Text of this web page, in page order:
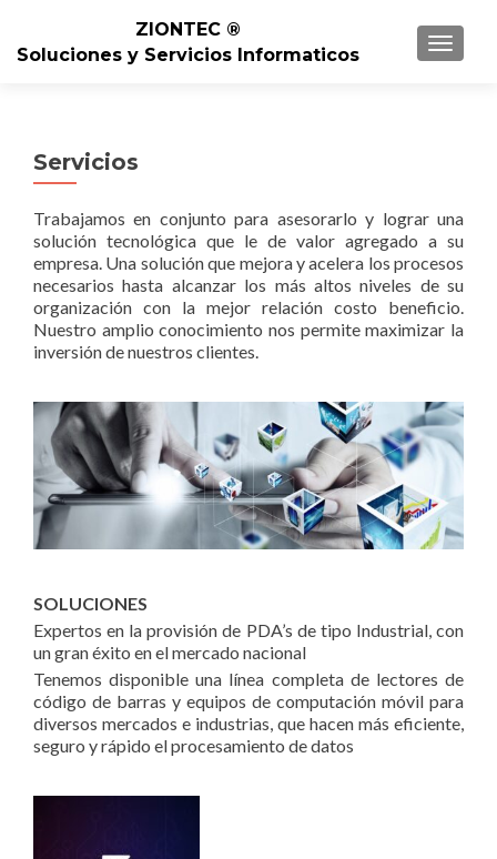
ZIONTEC ®
Soluciones y Servicios Informaticos
Servicios
Trabajamos en conjunto para asesorarlo y lograr una
solución tecnológica que le de valor agregado a su
empresa. Una solución que mejora y acelera los procesos
necesarios hasta alcanzar los más altos niveles de su
organización con la mejor relación costo beneficio.
Nuestro amplio conocimiento nos permite maximizar la
inversión de nuestros clientes.
SOLUCIONES
Expertos en la provisión de PDA’s de tipo Industrial, con
un gran éxito en el mercado nacional
Tenemos disponible una línea completa de lectores de
código de barras y equipos de computación móvil para
diversos mercados e industrias, que hacen más eficiente,
seguro y rápido el procesamiento de datos